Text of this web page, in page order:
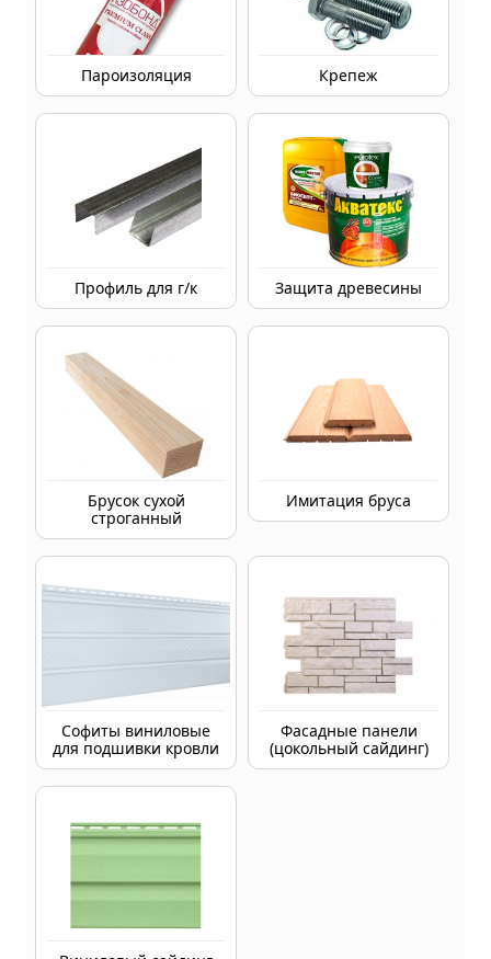
Пароизоляция Крепеж
Профиль для г/к Защита древесины
Брусок сухой
строганный
Имитация бруса
Софиты виниловые
для подшивки кровли
Фасадные панели
(цокольный сайдинг)